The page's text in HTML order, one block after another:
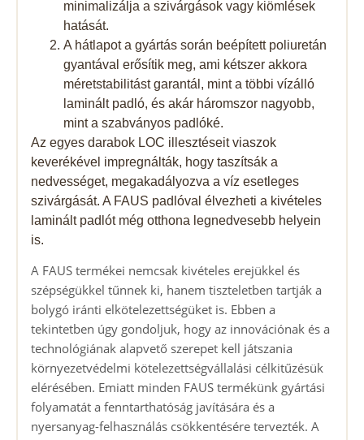
minimalizálja a szivárgások vagy kiömlések
hatását.
A hátlapot a gyártás során beépített poliuretán
gyantával erősítik meg, ami kétszer akkora
méretstabilitást garantál, mint a többi vízálló
laminált padló, és akár háromszor nagyobb,
mint a szabványos padlóké.
Az egyes darabok LOC illesztéseit viaszok
keverékével impregnálták, hogy taszítsák a
nedvességet, megakadályozva a víz esetleges
szivárgását. A FAUS padlóval élvezheti a kivételes
laminált padlót még otthona legnedvesebb helyein
is.
A FAUS termékei nemcsak kivételes erejükkel és
szépségükkel tűnnek ki, hanem tiszteletben tartják a
bolygó iránti elkötelezettségüket is. Ebben a
tekintetben úgy gondoljuk, hogy az innovációnak és a
technológiának alapvető szerepet kell játszania
környezetvédelmi kötelezettségvállalási célkitűzésük
elérésében. Emiatt minden FAUS termékünk gyártási
folyamatát a fenntarthatóság javítására és a
nyersanyag-felhasználás csökkentésére tervezték. A